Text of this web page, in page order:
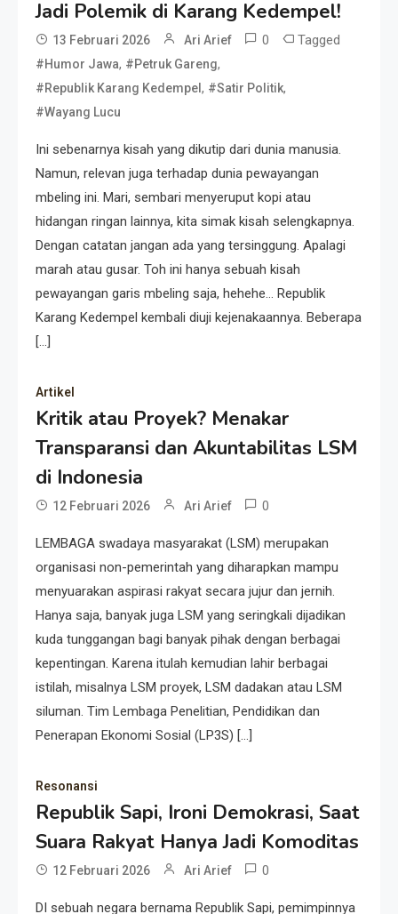
Jadi Polemik di Karang Kedempel!
13 Februari 2026 Ari Arief 0 Tagged
#Humor Jawa, #Petruk Gareng,
#Republik Karang Kedempel , #Satir Politik,
#Wayang Lucu
Ini sebenarnya kisah yang dikutip dari dunia manusia.
Namun, relevan juga terhadap dunia pewayangan
mbeling ini. Mari, sembari menyeruput kopi atau
hidangan ringan lainnya, kita simak kisah selengkapnya.
Dengan catatan jangan ada yang tersinggung. Apalagi
marah atau gusar. Toh ini hanya sebuah kisah
pewayangan garis mbeling saja, hehehe… Republik
Karang Kedempel kembali diuji kejenakaannya. Beberapa
[…]
Artikel
Kritik atau Proyek? Menakar
Transparansi dan Akuntabilitas LSM
di Indonesia
12 Februari 2026 Ari Arief 0
LEMBAGA swadaya masyarakat (LSM) merupakan
organisasi non-pemerintah yang diharapkan mampu
menyuarakan aspirasi rakyat secara jujur dan jernih.
Hanya saja, banyak juga LSM yang seringkali dijadikan
kuda tunggangan bagi banyak pihak dengan berbagai
kepentingan. Karena itulah kemudian lahir berbagai
istilah, misalnya LSM proyek, LSM dadakan atau LSM
siluman. Tim Lembaga Penelitian, Pendidikan dan
Penerapan Ekonomi Sosial (LP3S) […]
Resonansi
Republik Sapi, Ironi Demokrasi, Saat
Suara Rakyat Hanya Jadi Komoditas
12 Februari 2026 Ari Arief 0
DI sebuah negara bernama Republik Sapi, pemimpinnya